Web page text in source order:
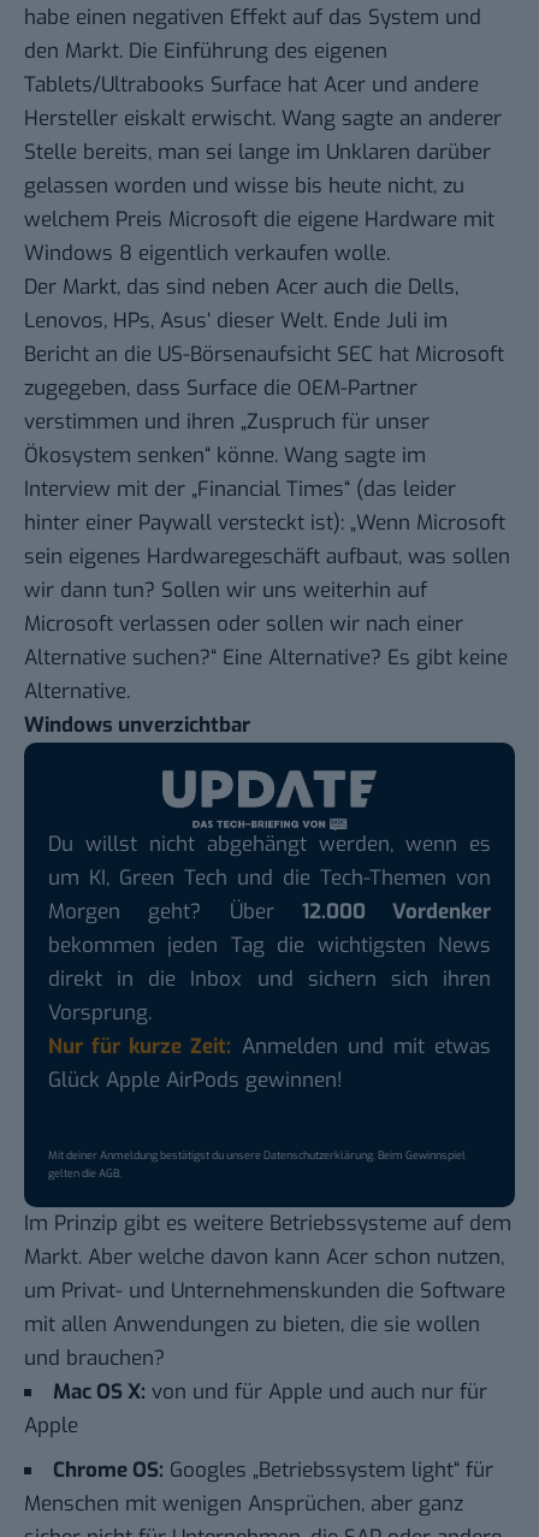
habe einen negativen Effekt auf das System und
den Markt. Die Einführung des eigenen
Tablets/Ultrabooks Surface hat Acer und andere
Hersteller eiskalt erwischt. Wang sagte an anderer
Stelle bereits, man sei lange im Unklaren darüber
gelassen worden und wisse bis heute nicht, zu
welchem Preis Microsoft die eigene Hardware mit
Windows 8 eigentlich verkaufen wolle.
Der Markt, das sind neben Acer auch die Dells,
Lenovos, HPs, Asus‘ dieser Welt. Ende Juli im
Bericht an die US-Börsenaufsicht SEC hat Microsoft
zugegeben, dass Surface die OEM-Partner
verstimmen und ihren „Zuspruch für unser
Ökosystem senken“ könne. Wang sagte im
Interview mit der „Financial Times“ (das leider
hinter einer Paywall versteckt ist): „Wenn Microsoft
sein eigenes Hardwaregeschäft aufbaut, was sollen
wir dann tun? Sollen wir uns weiterhin auf
Microsoft verlassen oder sollen wir nach einer
Alternative suchen?“ Eine Alternative? Es gibt keine
Alternative.
Windows unverzichtbar
Du willst nicht abgehängt werden, wenn es
um KI, Green Tech und die Tech-Themen von
Morgen geht? Über 12.000 Vordenker
bekommen jeden Tag die wichtigsten News
direkt in die Inbox und sichern sich ihren
Vorsprung.
Nur für kurze Zeit: Anmelden und mit etwas
Glück Apple AirPods gewinnen!
Mit deiner Anmeldung bestätigst du unsereDatenschutzerklärung. Beim Gewinnspiel
gelten dieAGB.
Im Prinzip gibt es weitere Betriebssysteme auf dem
Markt. Aber welche davon kann Acer schon nutzen,
um Privat- und Unternehmenskunden die Software
mit allen Anwendungen zu bieten, die sie wollen
und brauchen?
Mac OS X: von und für Apple und auch nur für
Apple
Chrome OS: Googles „Betriebssystem light“ für
Menschen mit wenigen Ansprüchen, aber ganz